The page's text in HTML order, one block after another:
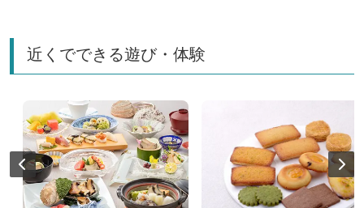
近くでできる遊び・体験